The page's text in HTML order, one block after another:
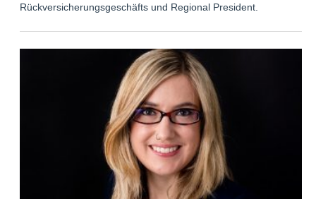
Rückversicherungsgeschäfts und Regional President.